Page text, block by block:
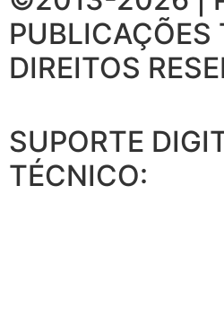
PUBLICAÇÕES
DIREITOS
SUPORTE
TÉCNICO: